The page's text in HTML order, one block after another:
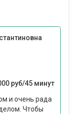
руб/45 минут
и очень рада
Чтобы